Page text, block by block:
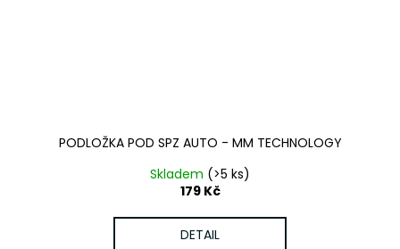
PODLOŽKA POD SPZ AUTO - MM TECHNOLOGY
Skladem (>5 ks)
179 Kč
DETAIL